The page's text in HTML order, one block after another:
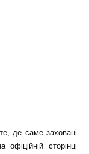
де саме заховані
сторінці